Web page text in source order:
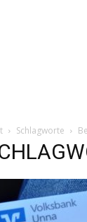
Schlagworte